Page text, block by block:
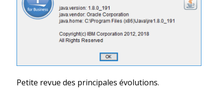
Petite revue des principales évolutions.